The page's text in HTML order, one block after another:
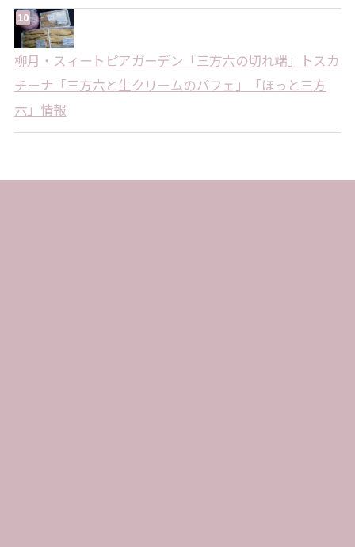
柳月・スィートピアガーデン「三方六の切れ端」トスカ
チーナ「三方六と生クリームのパフェ」「ほっと三方
六」情報